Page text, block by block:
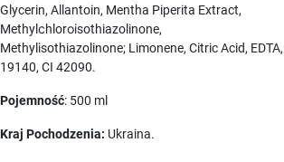
Glycerin, Allantoin, Mentha Piperita Extract,
Methylсhlorоіsothiazolinone,
Methylіsothiazolinone; Limonene, Citric Acid,
19140, CI 42090.
Pojemność: 500 ml
Kraj Pochodzenia: Ukraina.